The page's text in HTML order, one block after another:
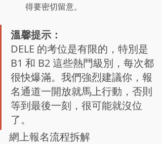
得要密切留意。
溫馨提示：
DELE 的考位是有限的，特別是
B1 和 B2 這些熱門級別，每次都
很快爆滿。我們強烈建議你，報
名通道一開放就馬上行動，否則
等到最後一刻，很可能就沒位
了。
網上報名流程拆解